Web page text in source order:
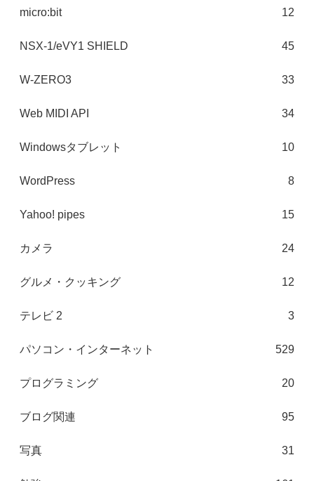
micro:bit 12
NSX-1/eVY1 SHIELD 45
W-ZERO3 33
Web MIDI API 34
Windowsタブレット 10
WordPress 8
Yahoo! pipes 15
カメラ 24
グルメ・クッキング 12
テレビ 2 3
パソコン・インターネット 529
プログラミング 20
ブログ関連 95
写真 31